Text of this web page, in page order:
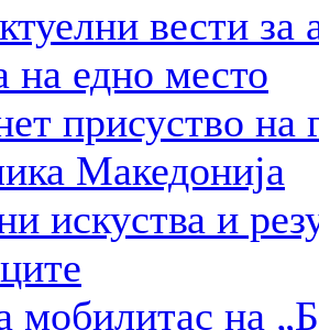
вести за
на едно место
присуство на
Македонија
искуства и
мобилитас на